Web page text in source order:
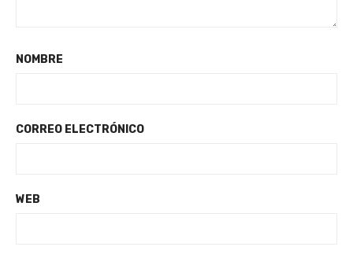
NOMBRE
CORREO ELECTRÓNICO
WEB